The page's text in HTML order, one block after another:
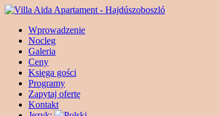
Wprowadzenie
Nocleg
Galeria
Ceny
Księga gości
Programy
Zapytaj ofertę
Kontakt